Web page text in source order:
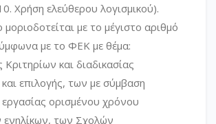
Χρήση ελεύθερου λογισμικού).
μοριοδοτείται με το μέγιστο αριθμό
με το ΦΕΚ με θέμα:
και διαδικασίας
επιλογής, των με σύμβαση
ορισμένου χρόνου
ενηλίκων, των Σχολών